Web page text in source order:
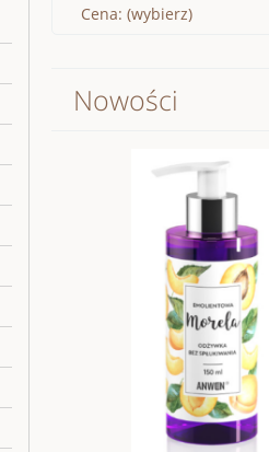
Cena: (wybierz)
Nowości